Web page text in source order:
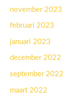
november 2023
februari 2023
januari 2023
december 2022
september 2022
maart 2022